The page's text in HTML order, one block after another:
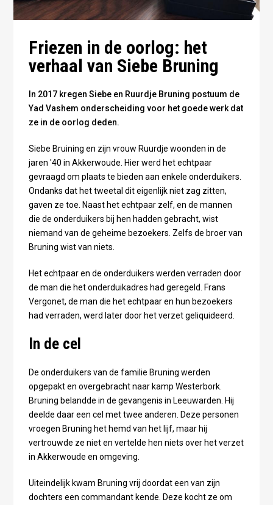
Friezen in de oorlog: het
verhaal van Siebe Bruning
In 2017 kregen Siebe en Ruurdje Bruning postuum de
Yad Vashem onderscheiding voor het goede werk dat
ze in de oorlog deden.
Siebe Bruining en zijn vrouw Ruurdje woonden in de
jaren '40 in Akkerwoude. Hier werd het echtpaar
gevraagd om plaats te bieden aan enkele onderduikers.
Ondanks dat het tweetal dit eigenlijk niet zag zitten,
gaven ze toe. Naast het echtpaar zelf, en de mannen
die de onderduikers bij hen hadden gebracht, wist
niemand van de geheime bezoekers. Zelfs de broer van
Bruning wist van niets.
Het echtpaar en de onderduikers werden verraden door
de man die het onderduikadres had geregeld. Frans
Vergonet, de man die het echtpaar en hun bezoekers
had verraden, werd later door het verzet geliquideerd.
In de cel
De onderduikers van de familie Bruning werden
opgepakt en overgebracht naar kamp Westerbork.
Bruning belandde in de gevangenis in Leeuwarden. Hij
deelde daar een cel met twee anderen. Deze personen
vroegen Bruning het hemd van het lijf, maar hij
vertrouwde ze niet en vertelde hen niets over het verzet
in Akkerwoude en omgeving.
Uiteindelijk kwam Bruning vrij doordat een van zijn
dochters een commandant kende. Deze kocht ze om